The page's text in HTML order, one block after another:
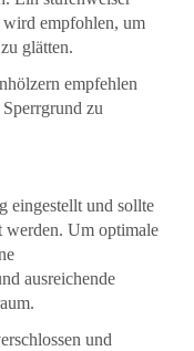
empfohlen, um
glätten.
empfehlen
zu
eingestellt und sollte
werden. Um optimale
ausreichende
und